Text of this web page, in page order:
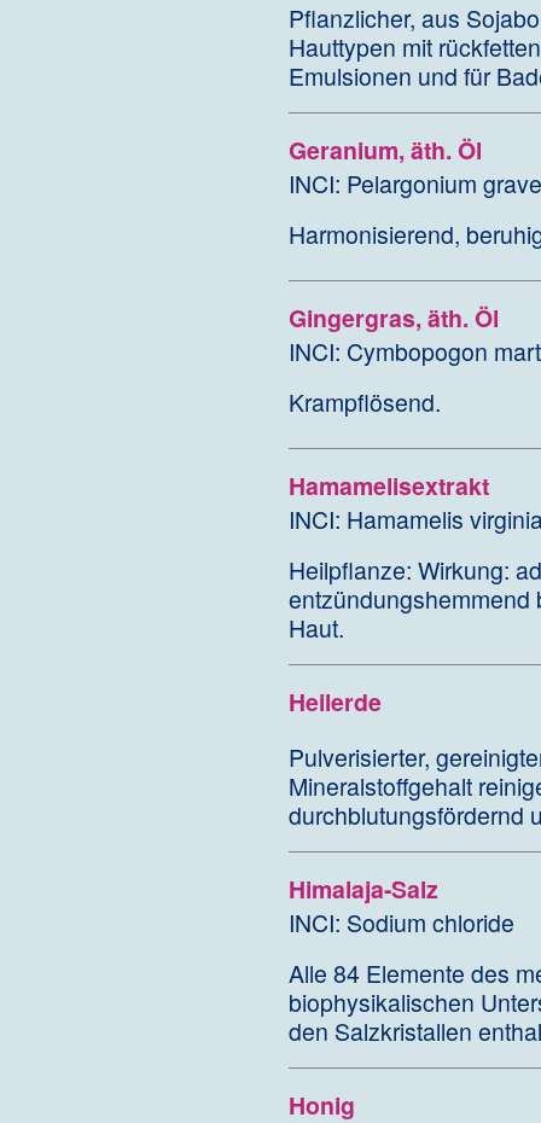
Pflanzlicher, aus
Hauttypen mit
Emulsionen und für
Geranium, äth. Öl
INCI: Pelargonium
Harmonisierend,
Gingergras, äth. Öl
INCI: Cymbopogon
Krampflösend.
Hamamelisextrakt
INCI: Hamamelis
Heilpflanze: Wirkung:
entzündungshemmend
Haut.
Heilerde
Pulverisierter,
Mineralstoffgehalt
durchblutungsfördernd
Himalaja-Salz
INCI: Sodium chloride
Alle 84 Elemente des
biophysikalischen
den Salzkristallen
Honig